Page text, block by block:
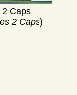
2 Caps
2 Caps)